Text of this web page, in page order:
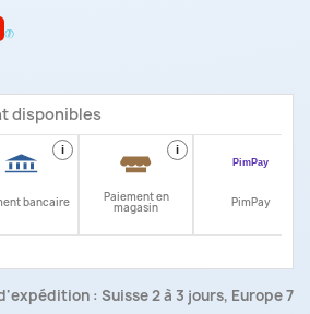
disponibles
i
bancaire
i
Paiement en
magasin PimPay
: Suisse 2 à 3 jours, Europe 7